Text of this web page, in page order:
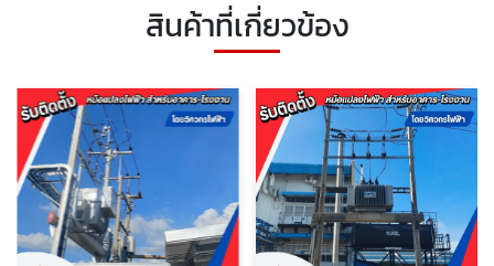
สินค้าที่เกี่ยวข้อง